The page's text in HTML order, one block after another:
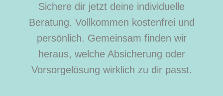
Sichere dir jetzt deine individuelle
Beratung. Vollkommen kostenfrei und
persönlich. Gemeinsam finden wir
heraus, welche Absicherung oder
Vorsorgelösung wirklich zu dir passt.